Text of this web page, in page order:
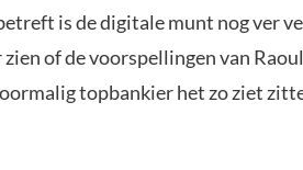
is de digitale munt nog ver
zien of de voorspellingen van
topbankier het zo ziet